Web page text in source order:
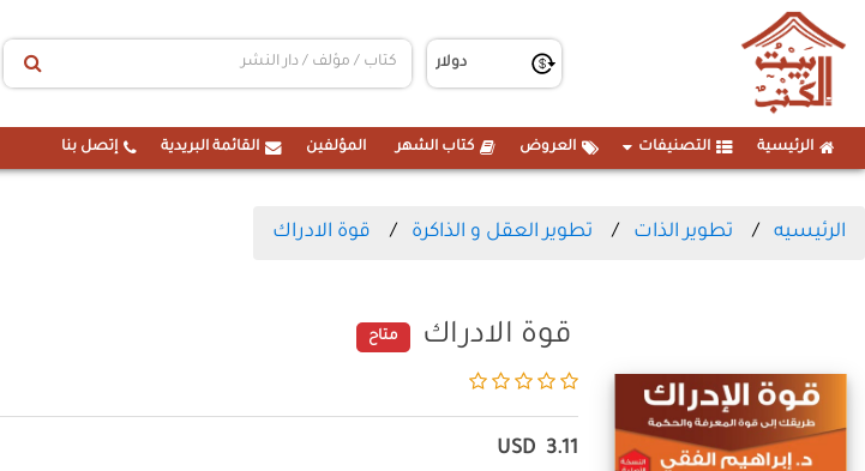
الرئيسية التصنيفات العروض كتاب الشهر المؤلفين القائمة البريدية إتصل بنا
الرئيسيه تطوير الذات تطوير العقل و الذاكرة قوة الادراك
قوة الادراك متاح
3.11
USD